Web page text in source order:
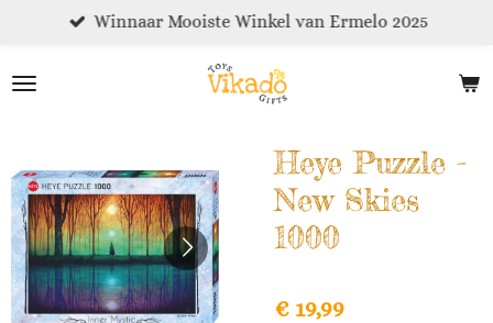
naar
Winnaar Mooiste Winkel van Ermelo 2025
Heye Puzzle -
New Skies
1000
€ 19,99